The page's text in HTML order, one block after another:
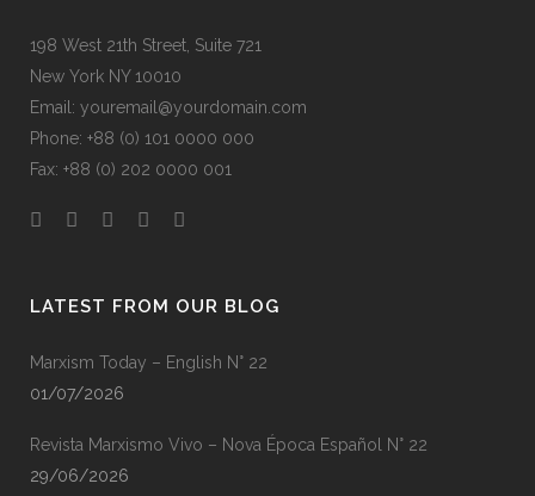
198 West 21th Street, Suite 721
New York NY 10010
Email: youremail@yourdomain.com
Phone: +88 (0) 101 0000 000
Fax: +88 (0) 202 0000 001
LATEST FROM OUR BLOG
Marxism Today – English N° 22
01/07/2026
Revista Marxismo Vivo – Nova Época Español N° 22
29/06/2026